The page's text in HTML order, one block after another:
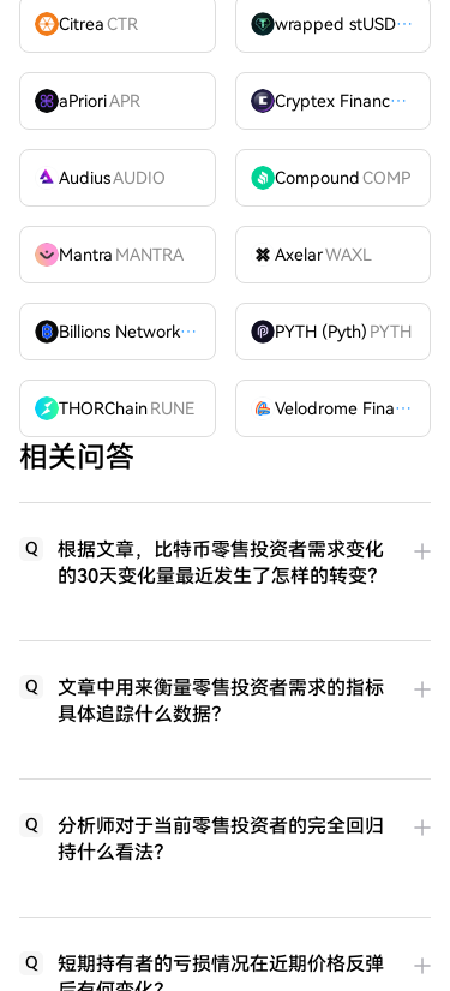
CitreaCTR wrapped stUSDT
aPrioriAPR Cryptex FinanceCTX
AudiusAUDIO CompoundCOMP
Mantra MANTRA AxelarWAXL
Billions Network
BILL PYTH (Pyth) PYTH
THORChainRUNE Velodrome Finance
相关问答
Q
根据文章，比特币零售投资者需求变化
的30天变化量最近发生了怎样的转变？
Q
文章中用来衡量零售投资者需求的指标
具体追踪什么数据？
Q
分析师对于当前零售投资者的完全回归
持什么看法？
Q
短期持有者的亏损情况在近期价格反弹